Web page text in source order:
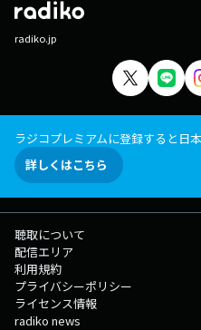
radiko.jp
ラジコプレミアムに登録すると日
詳しくはこちら
聴取について
配信エリア
利用規約
プライバシーポリシー
ライセンス情報
radiko news